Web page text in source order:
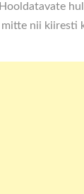
mitte nii kiiresti